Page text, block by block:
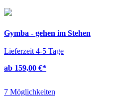
Gymba - gehen im Stehen
Lieferzeit 4-5 Tage
ab 159,00 €*
7 Möglichkeiten